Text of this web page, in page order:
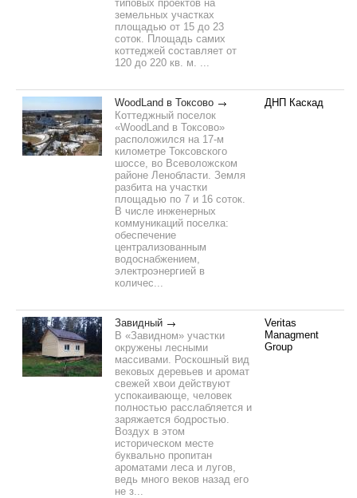
типовых проектов на
земельных участках
площадью от 15 до 23
соток. Площадь самих
коттеджей составляет от
120 до 220 кв. м. ...
WoodLand в Токсово
Коттеджный поселок
«WoodLand в Токсово»
расположился на 17-м
километре Токсовского
шоссе, во Всеволожском
районе Ленобласти. Земля
разбита на участки
площадью по 7 и 16 соток.
В числе инженерных
коммуникаций поселка:
обеспечение
централизованным
водоснабжением,
электроэнергией в
количес...
ДНП Каскад
Завидный
В «Завидном» участки
окружены лесными
массивами. Роскошный вид
вековых деревьев и аромат
свежей хвои действуют
успокаивающе, человек
полностью расслабляется и
заряжается бодростью.
Воздух в этом
историческом месте
буквально пропитан
ароматами леса и лугов,
ведь много веков назад его
не з...
Veritas
Managment
Group